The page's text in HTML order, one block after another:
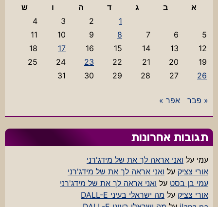
א
ב ג ד ה ו
ש
1
2
3
4
5
6
7
8
9
10
11
12
13
14
15
16
17
18
19
20
21
22
23
24
25
26
27
28
29
30
31
« פבר אפר »
תגובות אחרונות
עמי על ואני אראה לך את של מידג'רני
אורי צציק על ואני אראה לך את של מידג'רני
עמי בן בסט על ואני אראה לך את של מידג'רני
אורי צציק על מה ישראלי בעיני DALL-E